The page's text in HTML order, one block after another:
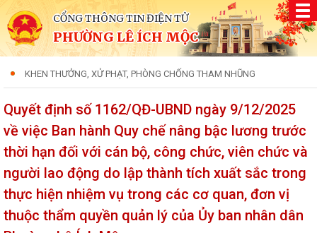
CỔNG THÔNG TIN ĐIỆN TỬ
PHƯỜNG LÊ ÍCH MỘC
KHEN THƯỞNG, XỬ PHẠT, PHÒNG CHỐNG THAM NHŨNG
Quyết định số 1162/QĐ-UBND ngày 9/12/2025
về việc Ban hành Quy chế nâng bậc lương trước
thời hạn đối với cán bộ, công chức, viên chức và
người lao động do lập thành tích xuất sắc trong
thực hiện nhiệm vụ trong các cơ quan, đơn vị
thuộc thẩm quyền quản lý của Ủy ban nhân dân